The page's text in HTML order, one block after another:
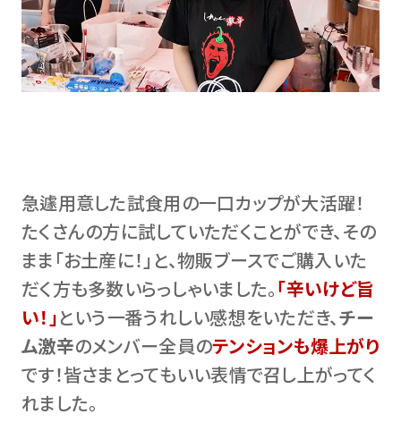
急遽用意した試食用の一口カップが大活躍！
たくさんの方に試していただくことができ、その
まま「お土産に！」と、物販ブースでご購入いた
だく方も多数いらっしゃいました。「辛いけど旨
い！」という一番うれしい感想をいただき、チー
ム激辛のメンバー全員のテンションも爆上がり
です！皆さまとってもいい表情で召し上がってく
れました。